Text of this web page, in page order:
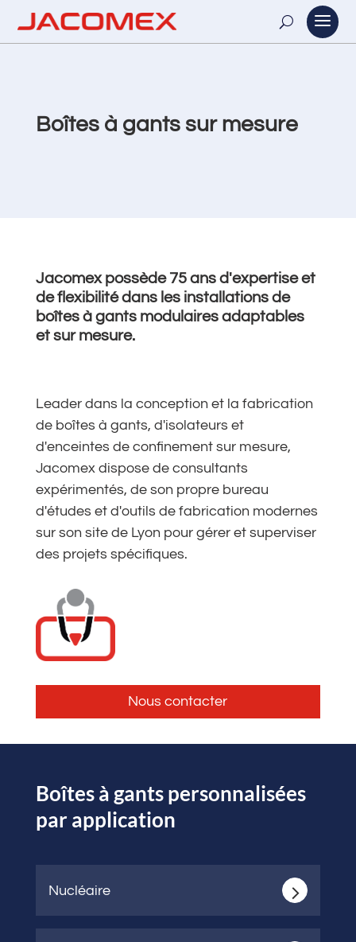
Boîtes à gants sur mesure
Jacomex possède 75 ans d'expertise et
de flexibilité dans les installations de
boîtes à gants modulaires adaptables
et sur mesure.
Leader dans la conception et la fabrication
de boîtes à gants, d'isolateurs et
d'enceintes de confinement sur mesure,
Jacomex dispose de consultants
expérimentés, de son propre bureau
d'études et d'outils de fabrication modernes
sur son site de Lyon pour gérer et superviser
des projets spécifiques.
Nous contacter
Boîtes à gants personnalisées
par application
Nucléaire